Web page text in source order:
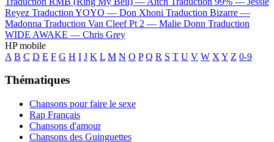
Reyez Traduction YOYO — Don Xhoni Traduction Bizarre —
Madonna Traduction Van Cleef Pt 2 — Malie Donn Traduction
WIDE AWAKE — Chris Grey
HP mobile
A B C D E F G H I J K L M N O P Q R S T U V W X Y Z 0-9
Thématiques
Chansons pour faire le sexe
Rap Français
Chansons d'amour
Chansons des Guinguettes